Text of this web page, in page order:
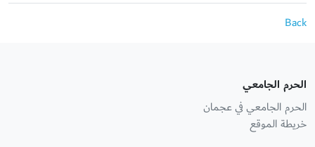
Back
الحرم الجامعي
الحرم الجامعي في عجمان
خريطة الموقع